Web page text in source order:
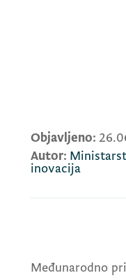
Objavljeno:
Autor:
inovacija
Međunarodno